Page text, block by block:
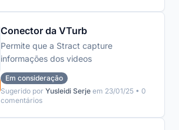
Conector da VTurb
Permite que a Stract capture
informações dos videos
Em consideração
Sugerido por Yusleidi Serje em 23/01/25 • 0
comentários